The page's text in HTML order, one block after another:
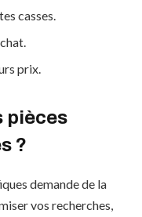
casses.
prix.
pièces
?
demande de la
vos recherches,